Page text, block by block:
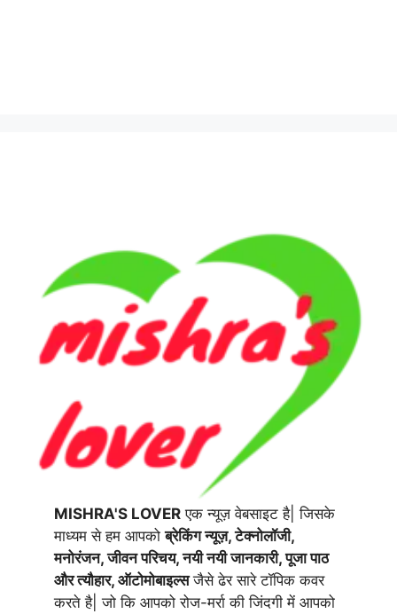
MISHRA'S LOVER एक न्यूज़ वेबसाइट है| जिसके
माध्यम से हम आपकोब्रेकिंग न्यूज़, टेक्नोलॉजी,
मनोरंजन, जीवन परिचय, नयी नयी जानकारी, पूजा पाठ
और त्यौहार, ऑटोमोबाइल्सजैसे ढेर सारे टॉपिक कवर
करते है| जो कि आपको रोज-मर्रा की जिंदगी में आपको